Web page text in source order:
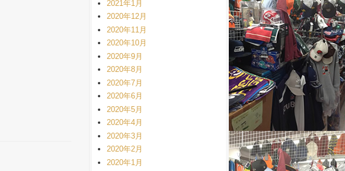
2021年1月
2020年12月
2020年11月
2020年10月
2020年9月
2020年8月
2020年7月
2020年6月
2020年5月
2020年4月
2020年3月
2020年2月
2020年1月